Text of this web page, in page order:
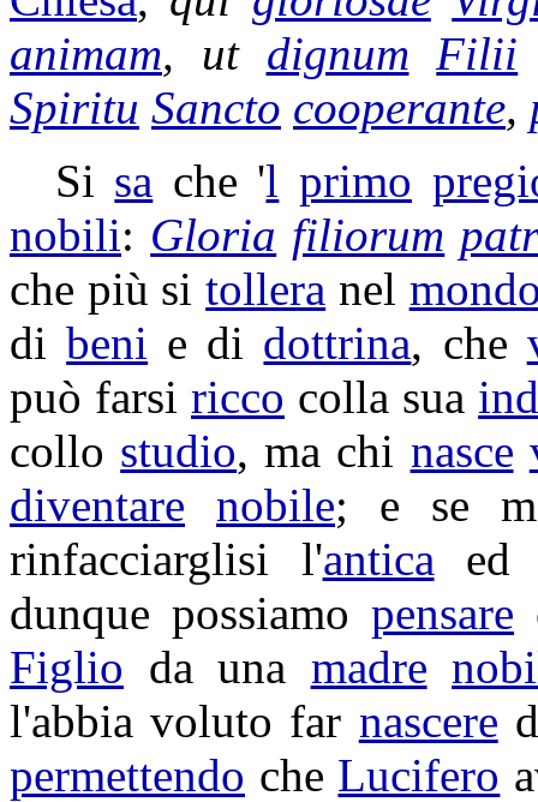
animam, ut dignum Filii
Spiritu Sancto cooperante,
Si sa che 'l primo
nobili: Gloria filiorum
che più sitollera nel
dibeni e di dottrina, che
può farsiricco colla sua
collo studio, ma chi nasce
diventare
nobile; e se
rinfacciarglisi l'antica
dunque possiamopensare
Figlio da una madre
l'abbia voluto far nascere
permettendo che Lucifero